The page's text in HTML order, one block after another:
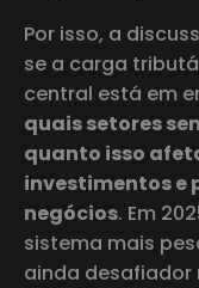
Por isso, a
se a carga
central está em
quais setores
quanto isso
investimentos e
negócios. Em
sistema mais
ainda desafiador